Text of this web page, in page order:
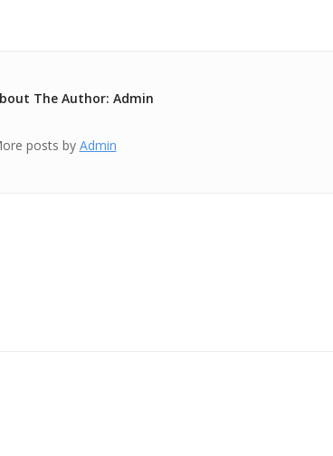
The Author: Admin
posts by Admin